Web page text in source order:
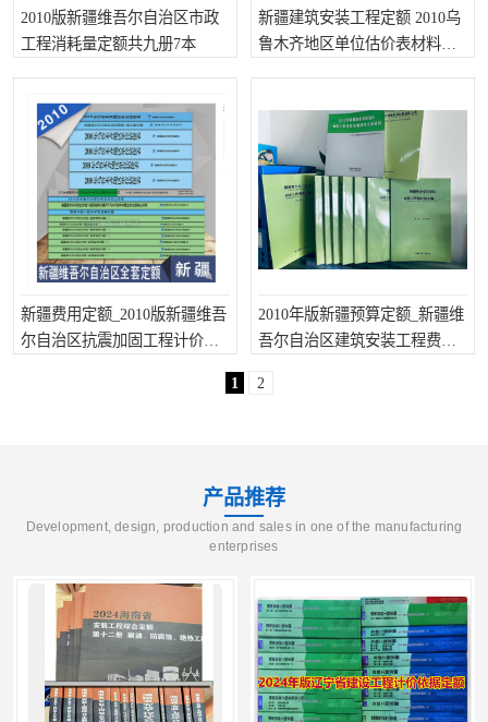
2010版新疆维吾尔自治区市政
工程消耗量定额共九册7本
新疆建筑安装工程定额 2010乌
鲁木齐地区单位估价表材料预
新疆费用定额_2010版新疆维吾
尔自治区抗震加固工程计价定
2010年版新疆预算定额_新疆维
吾尔自治区建筑安装工程费用
1
2
产品推荐
Development, design, production and sales in one of the manufacturing
enterprises